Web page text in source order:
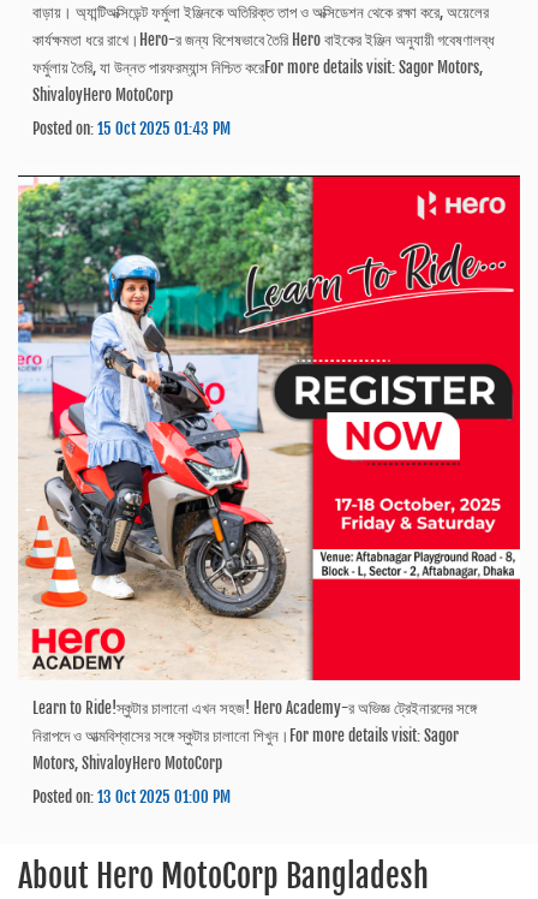
বাড়ায়। অ্যান্টিঅক্সিডেন্ট ফর্মুলা ইঞ্জিনকে অতিরিক্ত তাপ ও অক্সিডেশন থেকে রক্ষা করে, অয়েলের
কার্যক্ষমতা ধরে রাখে।Hero-র জন্য বিশেষভাবে তৈরি Hero বাইকের ইঞ্জিন অনুযায়ী গবেষণালব্ধ
ফর্মুলায় তৈরি, যা উন্নত পারফরম্যান্স নিশ্চিত করেFor more details visit: Sagor Motors,
ShivaloyHero MotoCorp
Posted on:15 Oct 2025 01:43 PM
Learn to Ride!স্কুটার চালানো এখন সহজ! Hero Academy-র অভিজ্ঞ ট্রেইনারদের সঙ্গে
নিরাপদে ও আত্মবিশ্বাসের সঙ্গে স্কুটার চালানো শিখুন।For more details visit: Sagor
Motors, ShivaloyHero MotoCorp
Posted on:13 Oct 2025 01:00 PM
About Hero MotoCorp Bangladesh